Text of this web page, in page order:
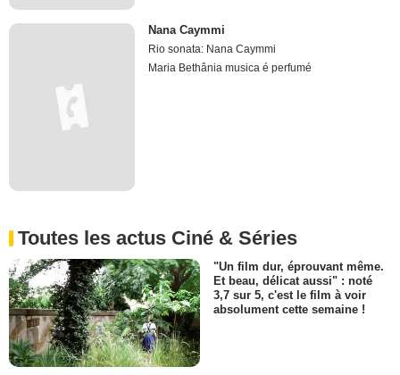
Nana Caymmi
Rio sonata: Nana Caymmi
Maria Bethânia musica é perfumé
Toutes les actus Ciné & Séries
"Un film dur, éprouvant même.
Et beau, délicat aussi" : noté
3,7 sur 5, c'est le film à voir
absolument cette semaine !